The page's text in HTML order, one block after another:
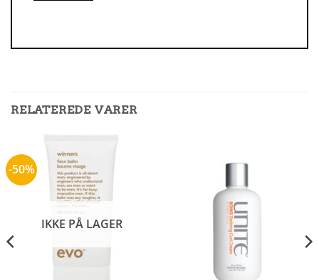
RELATEREDE VARER
-50%
IKKE PÅ LAGER